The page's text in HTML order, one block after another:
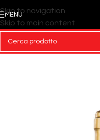
Skip to navigation
Skip to main content
MENU